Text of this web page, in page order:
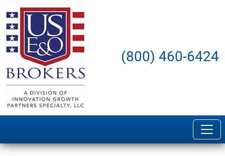
(800) 460-6424